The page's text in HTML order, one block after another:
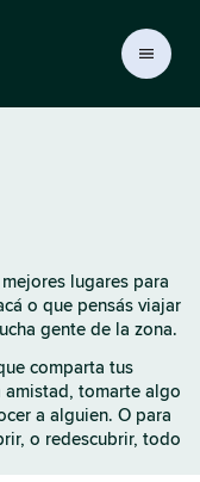
lugares para
o que pensás viajar
gente de la zona.
comparta tus
amistad, tomarte algo
a alguien. O para
o redescubrir, todo